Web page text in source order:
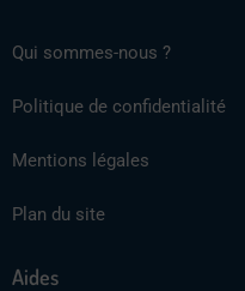
Qui sommes-nous ?
Politique de confidentialité
Mentions légales
Plan du site
Aides